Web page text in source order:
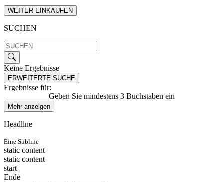
WEITER EINKAUFEN
SUCHEN
Keine Ergebnisse
ERWEITERTE SUCHE
Ergebnisse für:
Geben Sie mindestens 3 Buchstaben ein
Mehr anzeigen
Headline
Eine Subline
static content
static content
start
Ende